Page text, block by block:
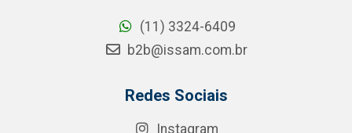
(11) 3324-6409
b2b@issam.com.br
Redes Sociais
Instagram